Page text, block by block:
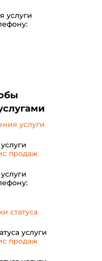
услуги
услуги
продаж
статуса
услуги
продаж